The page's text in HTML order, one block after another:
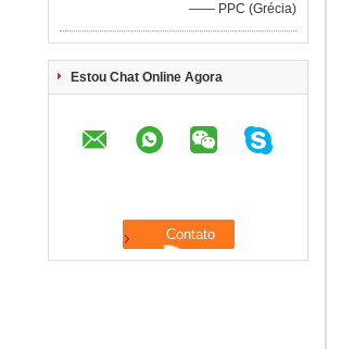
—— PPC (Grécia)
Estou Chat Online Agora